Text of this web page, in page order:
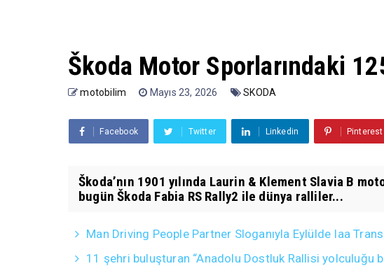
Škoda Motor Sporlarındaki
motobilim Mayıs 23, 2026 SKODA
Facebook Twitter Linkedin Pinterest
Škoda’nın 1901 yılında Laurin & Klement Slavia B
bugün Škoda Fabia RS Rally2 ile dünya ralliler...
Man Driving People Partner Sloganıyla Eylülde Iaa
11 şehri buluşturan “Anadolu Dostluk Rallisi yolculuğu